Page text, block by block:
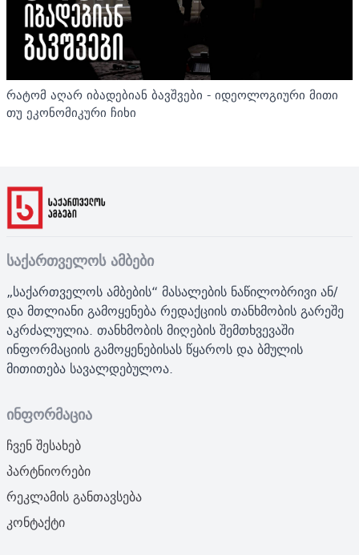
რატომ აღარ იბადებიან ბავშვები - იდეოლოგიური მითი
თუ ეკონომიკური ჩიხი
საქართველოს ამბები
„საქართველოს ამბების“ მასალების ნაწილობრივი ან/
და მთლიანი გამოყენება რედაქციის თანხმობის გარეშე
აკრძალულია. თანხმობის მიღების შემთხვევაში
ინფორმაციის გამოყენებისას წყაროს და ბმულის
მითითება სავალდებულოა.
ინფორმაცია
ჩვენ შესახებ
პარტნიორები
რეკლამის განთავსება
კონტაქტი